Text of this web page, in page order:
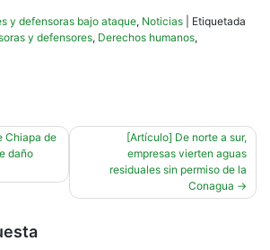
y defensoras bajo ataque, Noticias
Etiquetada
y defensores, Derechos humanos,
Chiapa de
daño
[Artículo] De norte a sur,
empresas vierten aguas
residuales sin permiso de la
Conagua